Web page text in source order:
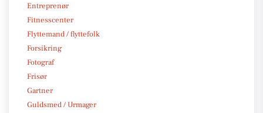
Entreprenør
Fitnesscenter
Flyttemand / flyttefolk
Forsikring
Fotograf
Frisør
Gartner
Guldsmed / Urmager